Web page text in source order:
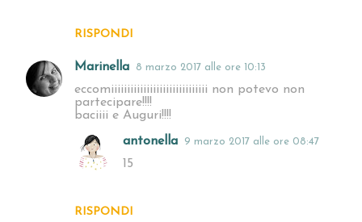
RISPONDI
Marinella 8 marzo 2017 alle ore 10:13
eccomiiiiiiiiiiiiiiiiiiiiiiiiiiiiii non potevo non
partecipare!!!!
baciiii e Auguri!!!!
RISPONDI
antonella 9 marzo 2017 alle ore 08:47
15